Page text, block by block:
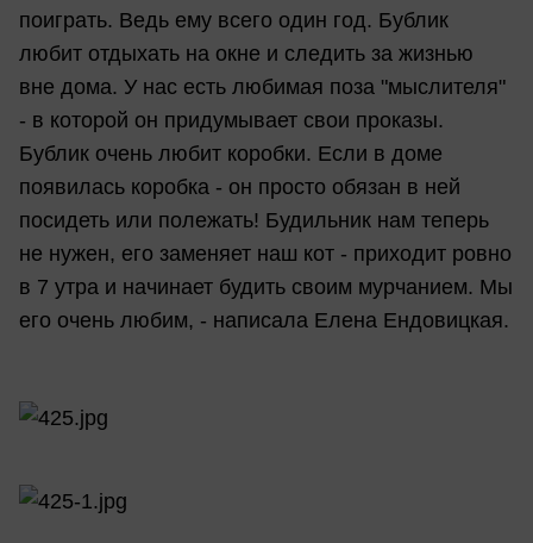
поиграть. Ведь ему всего один год. Бублик
любит отдыхать на окне и следить за жизнью
вне дома. У нас есть любимая поза "мыслителя"
- в которой он придумывает свои проказы.
Бублик очень любит коробки. Если в доме
появилась коробка - он просто обязан в ней
посидеть или полежать! Будильник нам теперь
не нужен, его заменяет наш кот - приходит ровно
в 7 утра и начинает будить своим мурчанием. Мы
его очень любим, - написала Елена Ендовицкая.